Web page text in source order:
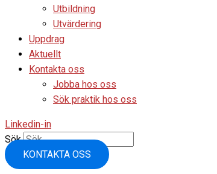
Utbildning
Utvärdering
Uppdrag
Aktuellt
Kontakta oss
Jobba hos oss
Sök praktik hos oss
Linkedin-in
Sök
KONTAKTA OSS